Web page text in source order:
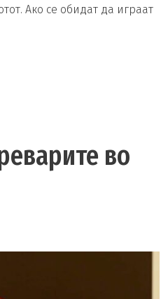
Ако се обидат да играат
во